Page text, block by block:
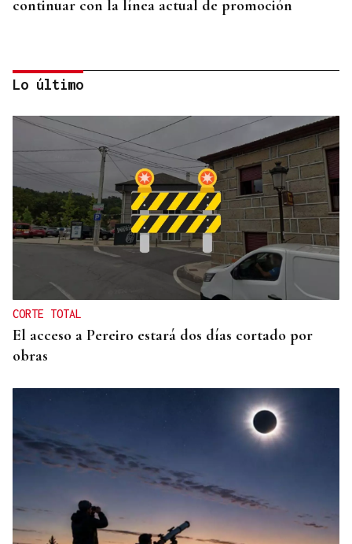
continuar con la línea actual de promoción
DISTRIBUIDORA FAMILIAR
Gaseosas Roca, medio siglo creciendo junto a
Valdeorras y Coca-Cola
Lo último
CORTE TOTAL
El acceso a Pereiro estará dos días cortado por
obras